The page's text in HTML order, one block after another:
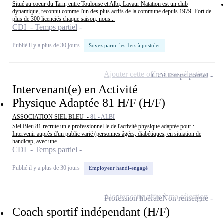
Situé au coeur du Tarn, entre Toulouse et Albi, Lavaur Natation est un club
dynamique, reconnu comme l'un des plus actifs de la commune depuis 1979. Fort de
plus de 300 licenciés chaque saison, nous...
CDI - Temps partiel
Publié il y a plus de 30 jours Soyez parmi les 1ers à postuler
Intervenant(e) en Activité
Physique Adaptée 81 H/F (H/F)
ASSOCIATION SIEL BLEU - 81 - ALBI
Siel Bleu 81 recrute un.e professionnel.le de l'activité physique adaptée pour : -
Intervenir auprès d'un public varié (personnes âgées, diabétiques, en situation de
handicap, avec une...
CDI - Temps partiel
Publié il y a plus de 30 jours Employeur handi-engagé
CDITemps partiel
Ajouter cette offre à ma sélection
Coach sportif indépendant (H/F)
Profession libéraleNon renseigné
Ajouter cette offre à ma sélection